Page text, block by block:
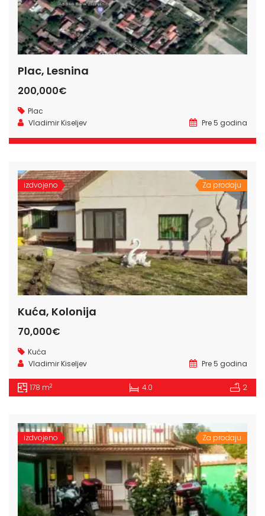
Plac, Lesnina
200,000€
Plac
Vladimir Kiseljev
Pre 5 godina
izdvojeno Za prodaju
Kuća, Kolonija
70,000€
Kuća
Vladimir Kiseljev
Pre 5 godina
178 m2 4.0 2
izdvojeno Za prodaju